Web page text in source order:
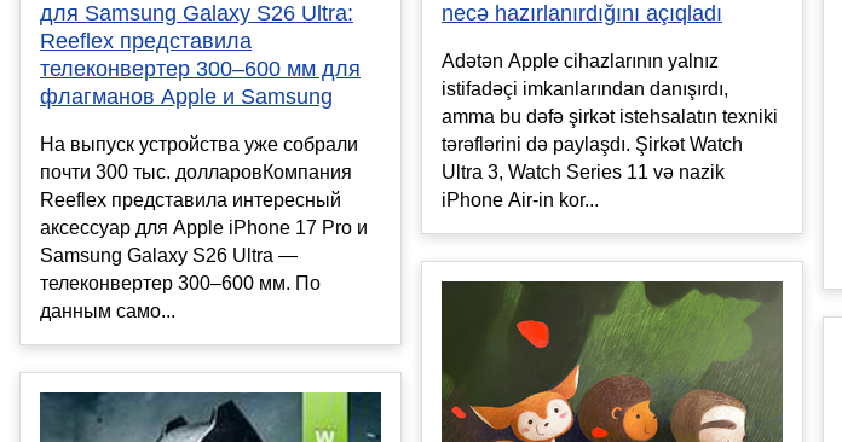
для Samsung Galaxy S26 Ultra:
Reeflex представила
телеконвертер 300–600 мм для
флагманов Apple и Samsung
На выпуск устройства уже собрали
почти 300 тыс. долларовКомпания
Reeflex представила интересный
аксессуар для Apple iPhone 17 Pro и
Samsung Galaxy S26 Ultra —
телеконвертер 300–600 мм. По
данным само...
necə hazırlanırdığını açıqladı
Adətən Apple cihazlarının yalnız
istifadəçi imkanlarından danışırdı,
amma bu dəfə şirkət istehsalatın texniki
tərəflərini də paylaşdı. Şirkət Watch
Ultra 3, Watch Series 11 və nazik
iPhone Air-in kor...